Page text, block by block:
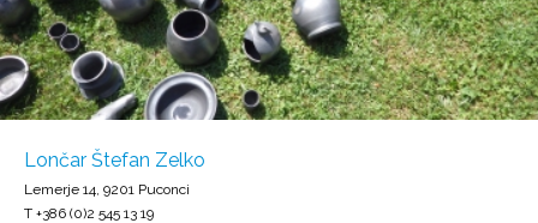
Lončar Štefan Zelko
Lemerje 14, 9201 Puconci
T +386 (0)2 545 13 19